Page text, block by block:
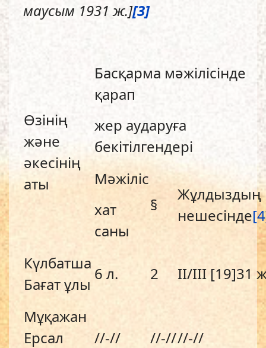
маусым 1931 ж.][3]
Өзінің
және
әкесінің
аты
Басқарма мәжілісінде
қарап
жер аударуға
бекітілгендері
Мәжіліс
хат
саны
§
Жұлдыздың
нешесінде
Күлбатша
Бағат ұлы
6 л. 2 II/III [19]31
Мұқажан
Ерсал
//-// //-////-//